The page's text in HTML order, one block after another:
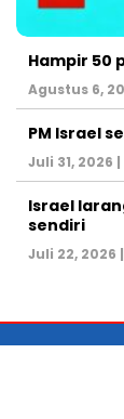
Hampir 50
Agustus 6,
PM Israel
Juli 31, 2026
Israel
sendiri
Juli 22, 2026